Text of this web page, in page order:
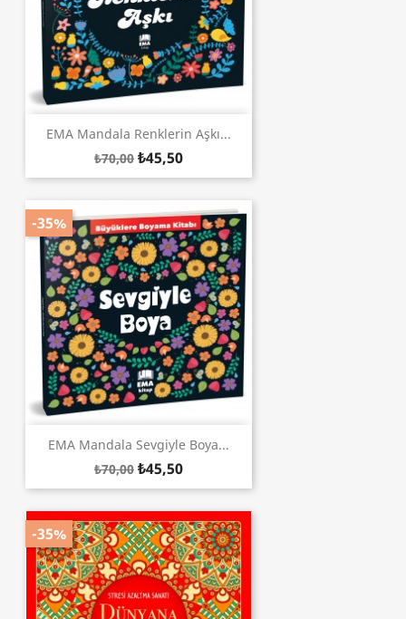
EMA Mandala Renklerin Aşkı...
₺70,00 ₺45,50
EMA Mandala Sevgiyle Boya...
₺70,00 ₺45,50
-35%
-35%